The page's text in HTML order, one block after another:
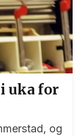
uka for
og